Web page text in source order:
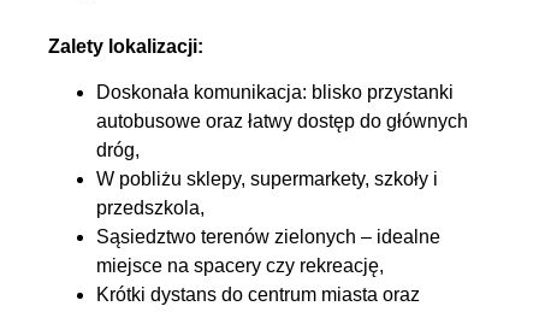
Zalety lokalizacji:
Doskonała komunikacja: blisko przystanki
autobusowe oraz łatwy dostęp do głównych
dróg,
W pobliżu sklepy, supermarkety, szkoły i
przedszkola,
Sąsiedztwo terenów zielonych – idealne
miejsce na spacery czy rekreację,
Krótki dystans do centrum miasta oraz